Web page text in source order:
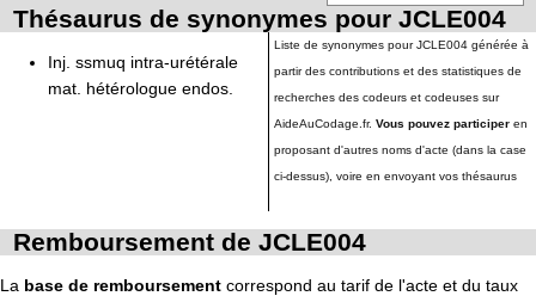
Thésaurus de synonymes pour JCLE004
Inj. ssmuq intra-urétérale
mat. hétérologue endos.
Liste de synonymes pour JCLE004 générée à
partir des contributions et des statistiques de
recherches des codeurs et codeuses sur
AideAuCodage.fr. Vous pouvez participer en
proposant d'autres noms d'acte (dans la case
ci-dessus), voire en envoyant vos thésaurus
Remboursement de JCLE004
La base de remboursement correspond au tarif de l'acte et du taux